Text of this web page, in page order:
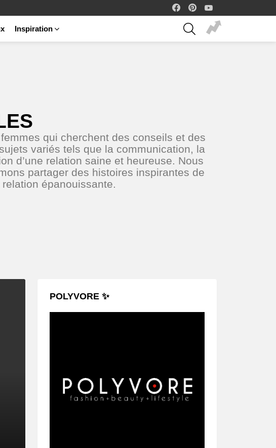
facebook
Inspiration
SEARCH
qui cherchent des conseils et des
variés tels que la communication, la
d’une relation saine et heureuse. Nous
partager des histoires inspirantes de
épanouissante.
POLYVORE ✨